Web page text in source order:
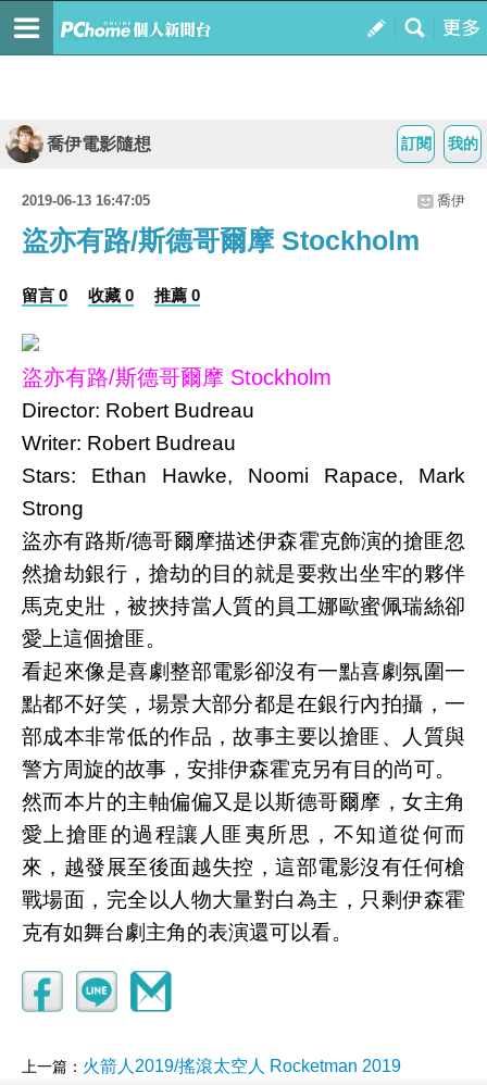
我的
訂閱
喬伊電影隨想
2019-06-13 16:47:05 喬伊
盜亦有路/斯德哥爾摩 Stockholm
留言 0 收藏 0 推薦 0
盜亦有路/斯德哥爾摩 Stockholm
Director: Robert Budreau
Writer: Robert Budreau
Stars: Ethan Hawke, Noomi Rapace, Mark
Strong
盜亦有路斯/德哥爾摩描述伊森霍克飾演的搶匪忽
然搶劫銀行，搶劫的目的就是要救出坐牢的夥伴
馬克史壯，被挾持當人質的員工娜歐蜜佩瑞絲卻
愛上這個搶匪。
看起來像是喜劇整部電影卻沒有一點喜劇氛圍一
點都不好笑，場景大部分都是在銀行內拍攝，一
部成本非常低的作品，故事主要以搶匪、人質與
警方周旋的故事，安排伊森霍克另有目的尚可。
然而本片的主軸偏偏又是以斯德哥爾摩，女主角
愛上搶匪的過程讓人匪夷所思，不知道從何而
來，越發展至後面越失控，這部電影沒有任何槍
戰場面，完全以人物大量對白為主，只剩伊森霍
克有如舞台劇主角的表演還可以看。
上一篇： 火箭人2019/搖滾太空人 Rocketman 2019